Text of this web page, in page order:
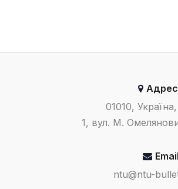
01010,
1, вул. М.
Email
ntu@ntu-